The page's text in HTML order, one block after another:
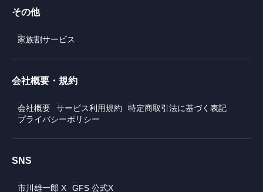
その他
家族割サービス
会社概要・規約
会社概要 サービス利用規約
特定商取引法に基づく表記
プライバシーポリシー
SNS
市川雄一郎 X GFS 公式X